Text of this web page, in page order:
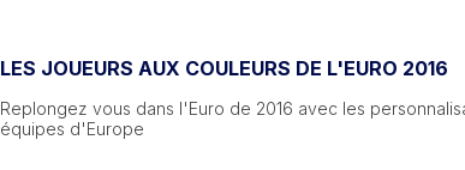
LES JOUEURS AUX COULEURS DE L'EURO 2016
Replongez vous dans l'Euro de 2016 avec les
équipes d'Europe